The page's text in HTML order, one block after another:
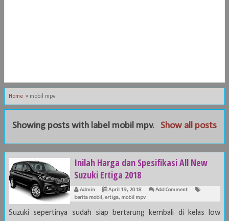
Home » mobil mpv
Showing posts with label mobil mpv. Show all posts
Inilah Harga dan Spesifikasi All New
Suzuki Ertiga 2018
Admin April 19, 2018
Add Comment
berita mobil ,ertiga, mobil mpv
Suzuki sepertinya sudah siap bertarung kembali di kelas low